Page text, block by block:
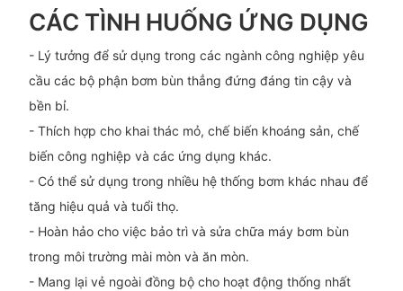
CÁC TÌNH HUỐNG ỨNG DỤNG
- Lý tưởng để sử dụng trong các ngành công nghiệp yêu
cầu các bộ phận bơm bùn thẳng đứng đáng tin cậy và
bền bỉ.
- Thích hợp cho khai thác mỏ, chế biến khoáng sản, chế
biến công nghiệp và các ứng dụng khác.
- Có thể sử dụng trong nhiều hệ thống bơm khác nhau để
tăng hiệu quả và tuổi thọ.
- Hoàn hảo cho việc bảo trì và sửa chữa máy bơm bùn
trong môi trường mài mòn và ăn mòn.
- Mang lại vẻ ngoài đồng bộ cho hoạt động thống nhất